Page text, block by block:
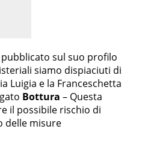
sul suo profilo
siamo dispiaciuti di
Luigia e la Franceschetta
Bottura – Questa
il possibile rischio di
delle misure